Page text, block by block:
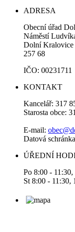
ADRESA
Obecní úřad
Náměstí
Dolní Kralovice
257 68
IČO: 00231711
KONTAKT
Kancelář: 317
Starosta obce:
E-mail:
Datová
ÚŘEDNÍ
Po 8:00 -
St 8:00 - 11:30,